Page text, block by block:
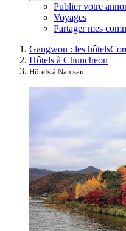
Publier votre
Voyages
Partager mes
Gangwon : les hôtels
Hôtels à Chuncheon
Hôtels à Namsan